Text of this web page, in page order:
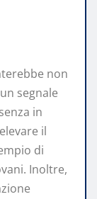
non
segnale
in
il
di
Inoltre,